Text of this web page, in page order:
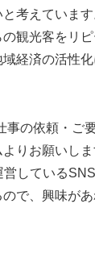
考えていま
観光客をリ
経済の活性
事の依頼・ご
りお願いし
している
で、興味が